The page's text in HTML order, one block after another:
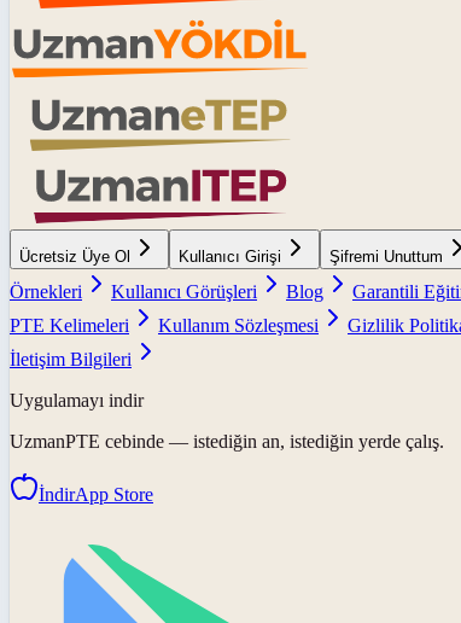
Ücretsiz Üye Ol Kullanıcı Girişi Şifremi Unuttum
Örnekleri
Kullanıcı Görüşleri Blog
Garantili
PTE Kelimeleri
Kullanım Sözleşmesi
Gizlilik
İletişim Bilgileri
Uygulamayı indir
UzmanPTE cebinde — istediğin an, istediğin yerde çalış.
İndirApp Store